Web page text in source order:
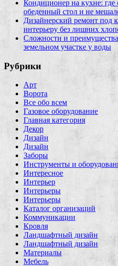
Кондиционер на кухне: где
обеденный стол и не
Дизайнерский ремонт под
интерьеру без лишних
Сложности и преимущества
земельном участке у воды
Рубрики
Арт
Ворота
Все обо всем
Газовое оборудование
Главная категория
Декор
Дизайн
Дизайн
Заборы
Инструменты и
Интересное
Интерьер
Интерьеры
Интерьеры
Каталог организаций
Коммуникации
Кровля
Ландшафтный дизайн
Ландшафтный дизайн
Материалы
Мебель